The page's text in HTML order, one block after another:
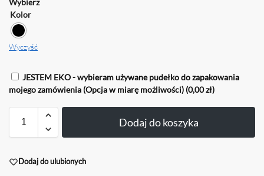
Kolor
Wyczyść
JESTEM EKO - wybieram używane pudełko do zapakowania
mojego zamówienia (Opcja w miarę możliwości) (0,00 zł)
Dodaj do koszyka
Dodaj do ulubionych